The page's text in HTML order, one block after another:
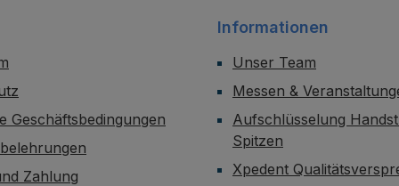
Geschäftsbedingungen
Zahlung
Informationen
Unser Team
Messen &
Aufschlüsselung
Spitzen
Xpedent